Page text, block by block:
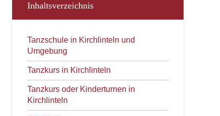
Inhaltsverzeichnis
Tanzschule in Kirchlinteln und
Umgebung
Tanzkurs in Kirchlinteln
Tanzkurs oder Kinderturnen in
Kirchlinteln